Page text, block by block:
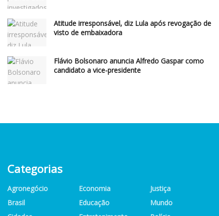
Atitude irresponsável, diz Lula após revogação de
visto de embaixadora
Flávio Bolsonaro anuncia Alfredo Gaspar como
candidato a vice-presidente
Categorias
Agronegócio
Brasil
Economia
Educação
Justiça
Mundo